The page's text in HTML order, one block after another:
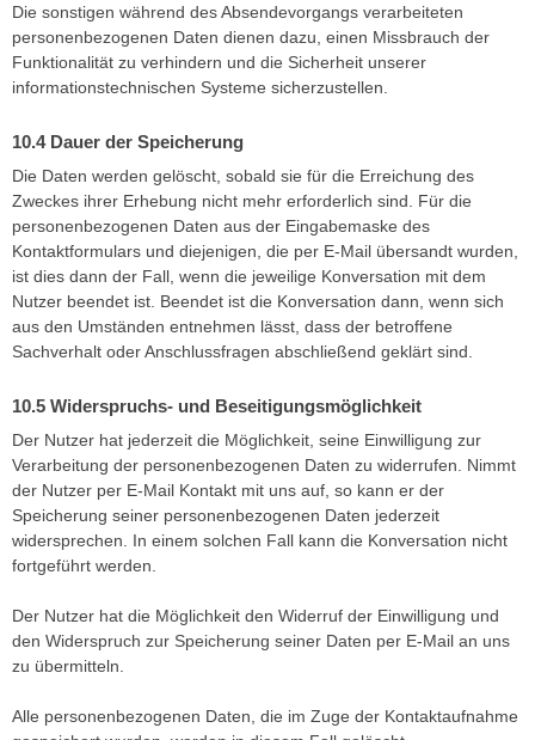
Die sonstigen während des Absendevorgangs verarbeiteten
personenbezogenen Daten dienen dazu, einen Missbrauch der
Funktionalität zu verhindern und die Sicherheit unserer
informationstechnischen Systeme sicherzustellen.
Dauer der Speicherung
Die Daten werden gelöscht, sobald sie für die Erreichung des
Zweckes ihrer Erhebung nicht mehr erforderlich sind. Für die
personenbezogenen Daten aus der Eingabemaske des
Kontaktformulars und diejenigen, die per E-Mail übersandt wurden,
ist dies dann der Fall, wenn die jeweilige Konversation mit dem
Nutzer beendet ist. Beendet ist die Konversation dann, wenn sich
aus den Umständen entnehmen lässt, dass der betroffene
Sachverhalt oder Anschlussfragen abschließend geklärt sind.
Widerspruchs- und Beseitigungsmöglichkeit
Der Nutzer hat jederzeit die Möglichkeit, seine Einwilligung zur
Verarbeitung der personenbezogenen Daten zu widerrufen. Nimmt
der Nutzer per E-Mail Kontakt mit uns auf, so kann er der
Speicherung seiner personenbezogenen Daten jederzeit
widersprechen. In einem solchen Fall kann die Konversation nicht
fortgeführt werden.
Der Nutzer hat die Möglichkeit den Widerruf der Einwilligung und
den Widerspruch zur Speicherung seiner Daten per E-Mail an uns
zu übermitteln.
Alle personenbezogenen Daten, die im Zuge der Kontaktaufnahme